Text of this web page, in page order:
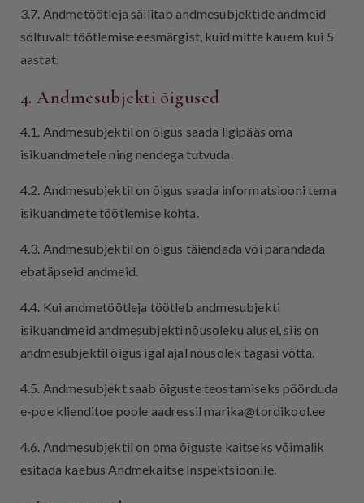
3.7. Andmetöötleja säilitab andmesubjektide andmeid
sõltuvalt töötlemise eesmärgist, kuid mitte kauem kui 5
aastat.
4. Andmesubjekti õigused
4.1. Andmesubjektil on õigus saada ligipääs oma
isikuandmetele ning nendega tutvuda.
4.2. Andmesubjektil on õigus saada informatsiooni tema
isikuandmete töötlemise kohta.
4.3. Andmesubjektil on õigus täiendada või parandada
ebatäpseid andmeid.
4.4. Kui andmetöötleja töötleb andmesubjekti
isikuandmeid andmesubjekti nõusoleku alusel, siis on
andmesubjektil õigus igal ajal nõusolek tagasi võtta.
4.5. Andmesubjekt saab õiguste teostamiseks pöörduda
e-poe klienditoe poole aadressil marika@tordikool.ee
4.6. Andmesubjektil on oma õiguste kaitseks võimalik
esitada kaebus Andmekaitse Inspektsioonile.